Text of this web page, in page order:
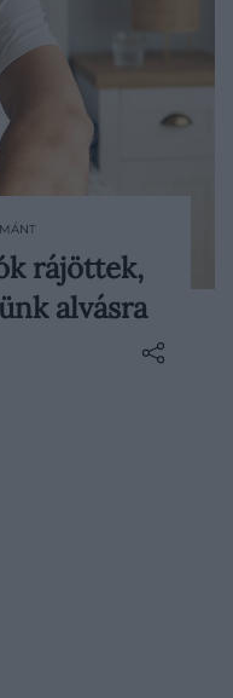
sokunk
Ennek
kutatások
rájöttek,
alvásra